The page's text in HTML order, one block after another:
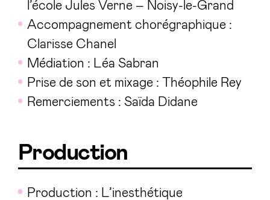
l’école Jules Verne – Noisy-le-Grand
Accompagnement chorégraphique :
Clarisse Chanel
Médiation : Léa Sabran
Prise de son et mixage : Théophile Rey
Remerciements : Saïda Didane
Production
Production : L’inesthétique